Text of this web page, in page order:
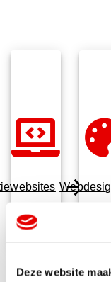
Deze website